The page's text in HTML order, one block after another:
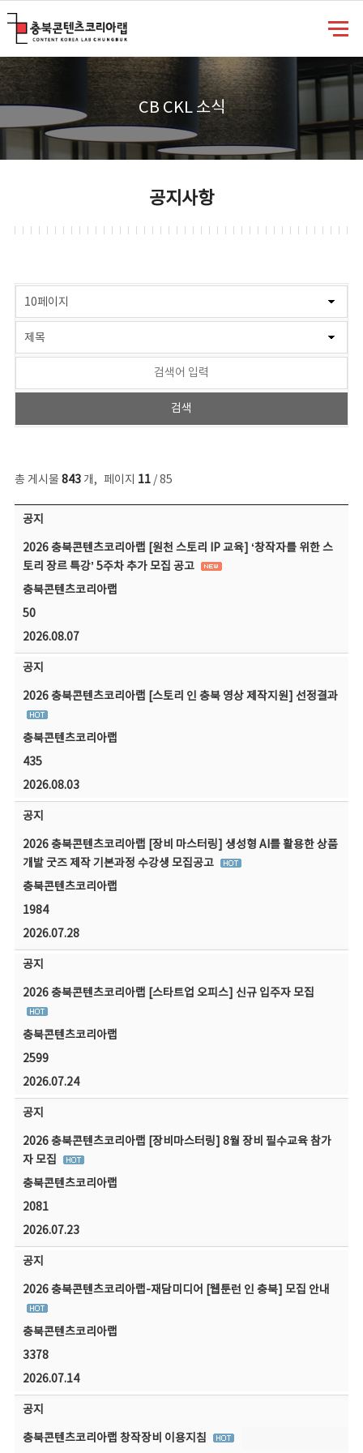
CB CKL 소식
공지사항
총 게시물 843개, 페이지 11/ 85
공지사항 목록 - 번호, 제목, 작성자, 파일, 조회수, 작성일 정보 제공
공지
2026 충북콘텐츠코리아랩 [원천 스토리 IP 교육] ‘창작자를 위한 스
토리 장르 특강’ 5주차 추가 모집 공고
충북콘텐츠코리아랩
50
2026.08.07
공지
2026 충북콘텐츠코리아랩 [스토리 인 충북 영상 제작지원] 선정결과
충북콘텐츠코리아랩
435
2026.08.03
공지
2026 충북콘텐츠코리아랩 [장비 마스터링] 생성형 AI를 활용한 상품
개발 굿즈 제작 기본과정 수강생 모집공고
충북콘텐츠코리아랩
1984
2026.07.28
공지
2026 충북콘텐츠코리아랩 [스타트업 오피스] 신규 입주자 모집
충북콘텐츠코리아랩
2599
2026.07.24
공지
2026 충북콘텐츠코리아랩 [장비마스터링] 8월 장비 필수교육 참가
자 모집
충북콘텐츠코리아랩
2081
2026.07.23
공지
2026 충북콘텐츠코리아랩-재담미디어 [웹툰런 인 충북] 모집 안내
충북콘텐츠코리아랩
3378
2026.07.14
공지
충북콘텐츠코리아랩 창작장비 이용지침